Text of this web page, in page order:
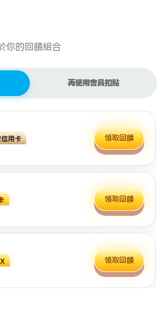
你的回饋組合
再使用會員扣點
用卡 領取回饋
領取回饋
領取回饋